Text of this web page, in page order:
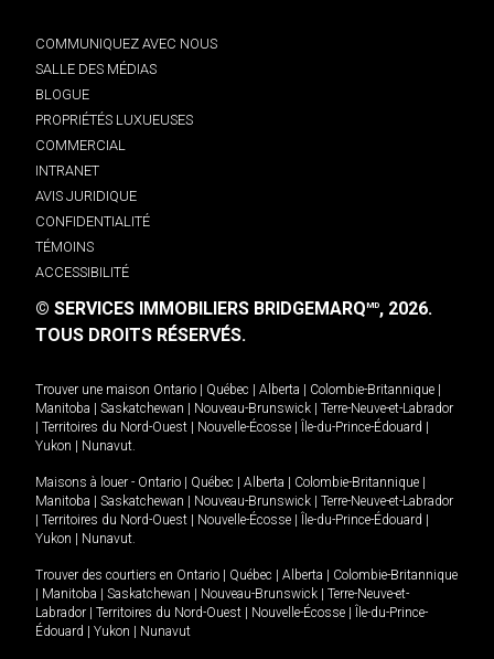
COMMUNIQUEZ AVEC NOUS
SALLE DES MÉDIAS
BLOGUE
PROPRIÉTÉS LUXUEUSES
COMMERCIAL
INTRANET
AVIS JURIDIQUE
CONFIDENTIALITÉ
TÉMOINS
ACCESSIBILITÉ
© SERVICES IMMOBILIERS BRIDGEMARQMD, 2026.
TOUS DROITS RÉSERVÉS.
Trouver une maison Ontario Québec Alberta Colombie-Britannique
Manitoba
Saskatchewan Nouveau-Brunswick
Terre-Neuve-et-Labrador
Territoires du Nord-Ouest Nouvelle-Écosse Île-du-Prince-Édouard
Yukon
Nunavut.
Maisons à louer - Ontario Québec Alberta Colombie-Britannique
Manitoba
Saskatchewan Nouveau-Brunswick
Terre-Neuve-et-Labrador
Territoires du Nord-Ouest Nouvelle-Écosse Île-du-Prince-Édouard
Yukon
Nunavut.
Trouver des courtiers en Ontario Québec Alberta
Colombie-Britannique
Manitoba Saskatchewan Nouveau-Brunswick
Terre-Neuve-et-
Labrador
Territoires du Nord-Ouest Nouvelle-Écosse
Île-du-Prince-
Édouard
Yukon Nunavut